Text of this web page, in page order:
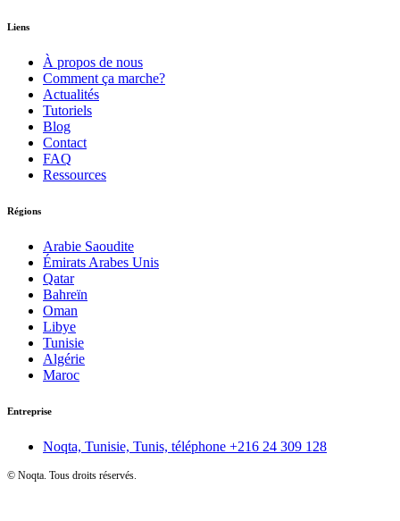
Liens
À propos de nous
Comment ça marche?
Actualités
Tutoriels
Blog
Contact
FAQ
Ressources
Régions
Arabie Saoudite
Émirats Arabes Unis
Qatar
Bahreïn
Oman
Libye
Tunisie
Algérie
Maroc
Entreprise
Noqta, Tunisie, Tunis, téléphone +216 24 309 128
© Noqta. Tous droits réservés.